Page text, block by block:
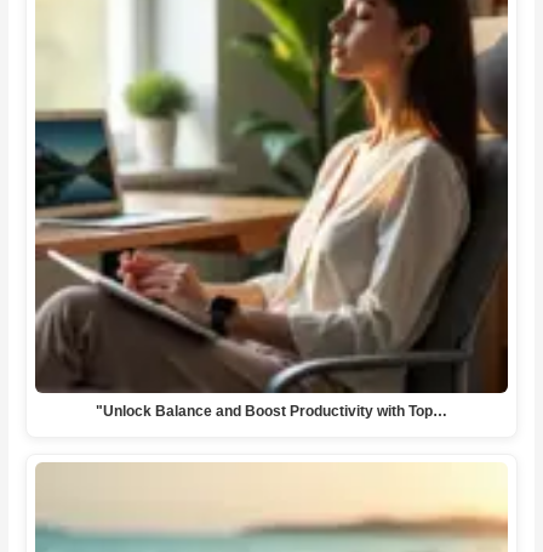
"Unlock Balance and Boost Productivity with Top…